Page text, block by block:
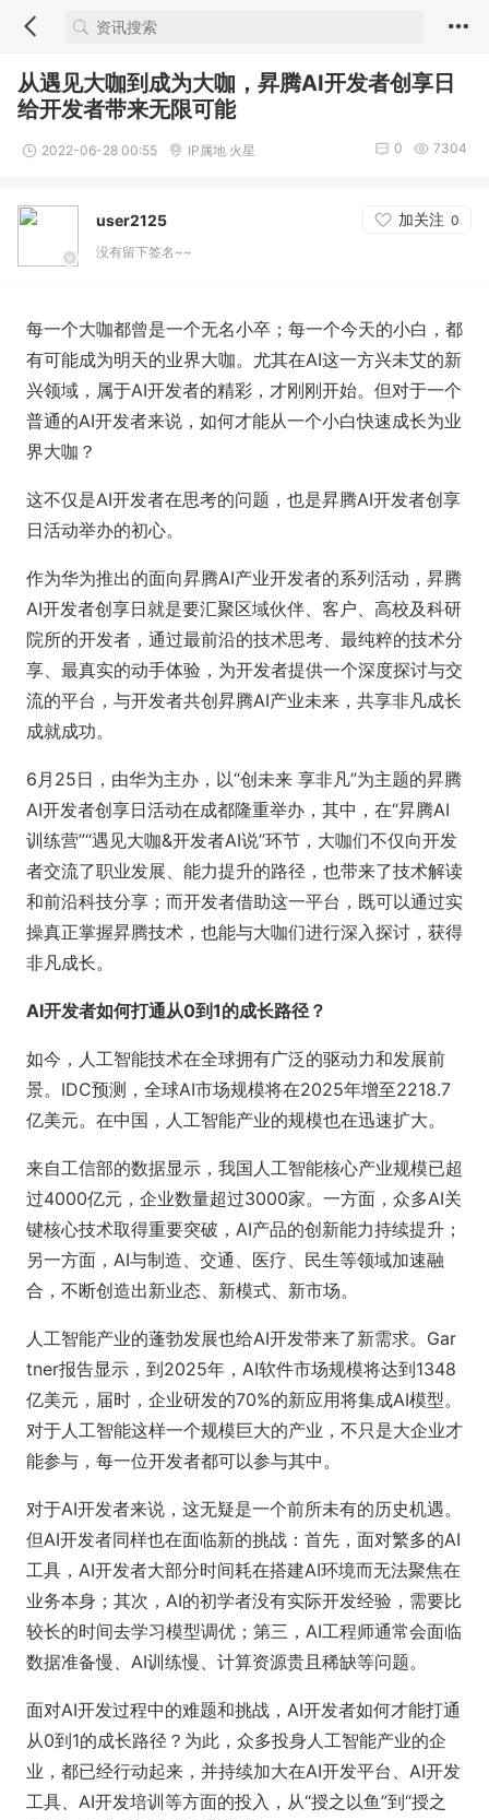
从遇见大咖到成为大咖，昇腾AI开发者创享日
给开发者带来无限可能
2022-06-28 00:55 IP属地 火星 7304
0
user2125 加关注 0
没有留下签名~~
每一个大咖都曾是一个无名小卒；每一个今天的小白，都
有可能成为明天的业界大咖。尤其在AI这一方兴未艾的新
兴领域，属于AI开发者的精彩，才刚刚开始。但对于一个
普通的AI开发者来说，如何才能从一个小白快速成长为业
界大咖？
这不仅是AI开发者在思考的问题，也是昇腾AI开发者创享
日活动举办的初心。
作为华为推出的面向昇腾AI产业开发者的系列活动，昇腾
AI开发者创享日就是要汇聚区域伙伴、客户、高校及科研
院所的开发者，通过最前沿的技术思考、最纯粹的技术分
享、最真实的动手体验，为开发者提供一个深度探讨与交
流的平台，与开发者共创昇腾AI产业未来，共享非凡成长
成就成功。
6月25日，由华为主办，以“创未来 享非凡”为主题的昇腾
AI开发者创享日活动在成都隆重举办，其中，在“昇腾AI
训练营”“遇见大咖&开发者AI说”环节，大咖们不仅向开发
者交流了职业发展、能力提升的路径，也带来了技术解读
和前沿科技分享；而开发者借助这一平台，既可以通过实
操真正掌握昇腾技术，也能与大咖们进行深入探讨，获得
非凡成长。
AI开发者如何打通从0到1的成长路径？
如今，人工智能技术在全球拥有广泛的驱动力和发展前
景。IDC预测，全球AI市场规模将在2025年增至2218.7
亿美元。在中国，人工智能产业的规模也在迅速扩大。
来自工信部的数据显示，我国人工智能核心产业规模已超
过4000亿元，企业数量超过3000家。一方面，众多AI关
键核心技术取得重要突破，AI产品的创新能力持续提升；
另一方面，AI与制造、交通、医疗、民生等领域加速融
合，不断创造出新业态、新模式、新市场。
人工智能产业的蓬勃发展也给AI开发带来了新需求。Gar
tner报告显示，到2025年，AI软件市场规模将达到1348
亿美元，届时，企业研发的70%的新应用将集成AI模型。
对于人工智能这样一个规模巨大的产业，不只是大企业才
能参与，每一位开发者都可以参与其中。
对于AI开发者来说，这无疑是一个前所未有的历史机遇。
但AI开发者同样也在面临新的挑战：首先，面对繁多的AI
工具，AI开发者大部分时间耗在搭建AI环境而无法聚焦在
业务本身；其次，AI的初学者没有实际开发经验，需要比
较长的时间去学习模型调优；第三，AI工程师通常会面临
数据准备慢、AI训练慢、计算资源贵且稀缺等问题。
面对AI开发过程中的难题和挑战，AI开发者如何才能打通
从0到1的成长路径？为此，众多投身人工智能产业的企
业，都已经行动起来，并持续加大在AI开发平台、AI开发
工具、AI开发培训等方面的投入，从“授之以鱼”到“授之